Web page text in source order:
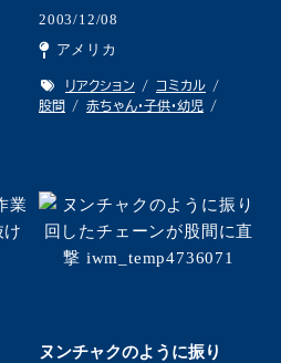
2003/12/08
アメリカ
リアクション
コミカル
股間
赤ちゃん・子供・幼児
ヌンチャクのように振り